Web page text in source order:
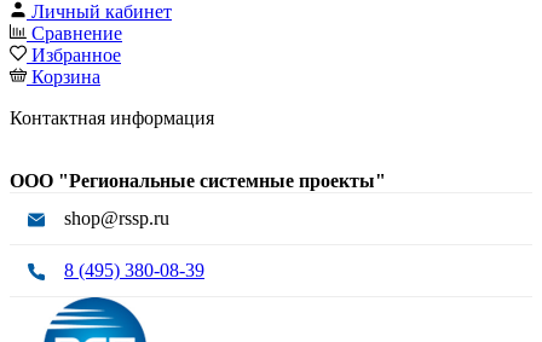
Личный кабинет
Сравнение
Избранное
Корзина
Контактная информация
ООО "Региональные системные проекты"
shop@rssp.ru
8 (495) 380-08-39